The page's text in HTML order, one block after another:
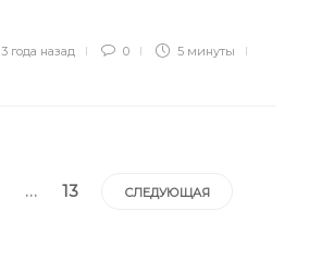
3 года назад 0 5 минуты
… 13 СЛЕДУЮЩАЯ